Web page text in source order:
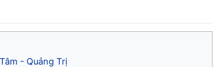
- Quảng Trị​​​​​​​